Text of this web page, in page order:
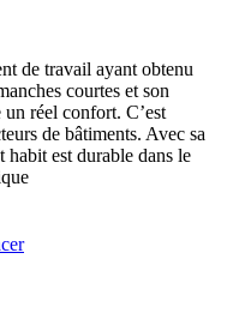
de travail ayant obtenu
courtes et son
réel confort. C’est
de bâtiments. Avec sa
habit est durable dans le